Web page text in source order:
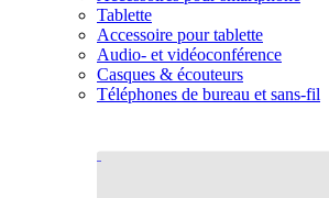
Tablette
Accessoire pour tablette
Audio- et vidéoconférence
Casques & écouteurs
Téléphones de bureau et sans-fil